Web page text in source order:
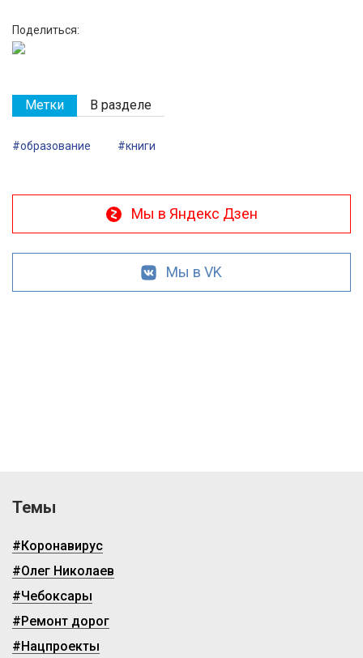
Поделиться:
Метки В разделе
#образование #книги
Мы в Яндекс Дзен
Мы в VK
Темы
#Коронавирус
#Олег Николаев
#Чебоксары
#Ремонт дорог
#Нацпроекты